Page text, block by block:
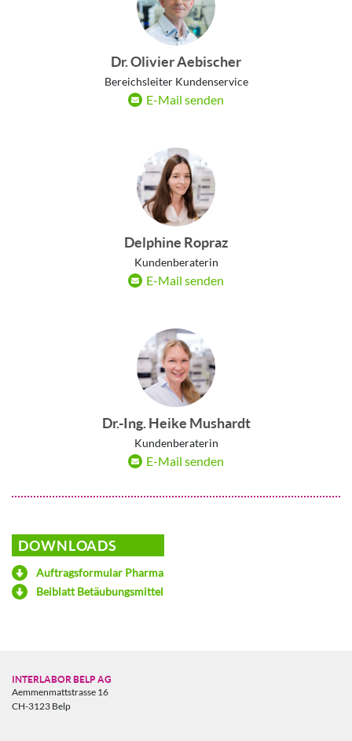
Dr. Olivier Aebischer
Bereichsleiter Kundenservice
E-Mail senden
Delphine Ropraz
Kundenberaterin
E-Mail senden
Dr.-Ing. Heike Mushardt
Kundenberaterin
E-Mail senden
DOWNLOADS
Auftragsformular Pharma
Beiblatt Betäubungsmittel
INTERLABOR BELP AG
Aemmenmattstrasse 16
CH-3123 Belp